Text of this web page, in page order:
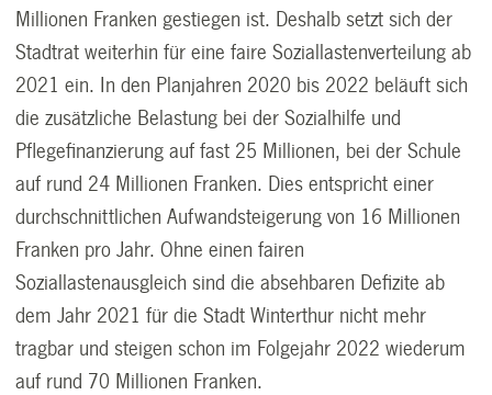
Millionen Franken gestiegen ist. Deshalb setzt sich der
Stadtrat weiterhin für eine faire Soziallastenverteilung ab
2021 ein. In den Planjahren 2020 bis 2022 beläuft sich
die zusätzliche Belastung bei der Sozialhilfe und
Pflegefinanzierung auf fast 25 Millionen, bei der Schule
auf rund 24 Millionen Franken. Dies entspricht einer
durchschnittlichen Aufwandsteigerung von 16 Millionen
Franken pro Jahr. Ohne einen fairen
Soziallastenausgleich sind die absehbaren Defizite ab
dem Jahr 2021 für die Stadt Winterthur nicht mehr
tragbar und steigen schon im Folgejahr 2022 wiederum
auf rund 70 Millionen Franken.